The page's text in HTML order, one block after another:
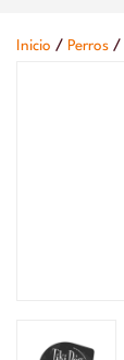
Inicio / Perros /